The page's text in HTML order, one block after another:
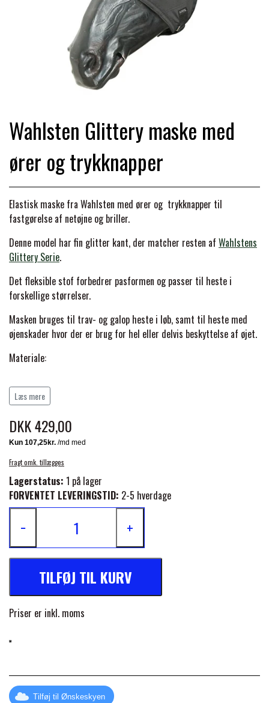
DÆKKENER & TILBEHØR
BANDAGER & BENBESKYTTELSE
TILSKUD & VITAMINER
LONGERING
PONY & SHETTY
JAKKER & VESTE
SKO & STØVLER
SIKKERHEDSVESTE
HANDSKER
STRØMPER
HUER & HALSTØRKLÆDER
STRIGLEKASSER & STALDSKABE
SÅRPLEJE & STALDAPOTEK
SHAMPOO & SHINER
HOVPLEJE
LÆDER & UDSTYRSPLEJE
KLIPPEMASKINER & STØVSUGERE
INSEKTBESKYTTELSE
HESTEBOLCHER & TREATS
SKO & SMEDEVÆRKTØJ
TRAV & GALOP
SEJRSDÆKKENER
TRAVUDSTYR MED NAVN
GRIMER & TRÆKTOV
SELER & TILBEHØR
HOVEDLAG & TILBEHØR
GAMSCHER & BANDAGER
TRAVDÆKKEN & TILBEHØR
SKO & VÆRKTØJ
MONTÉ
GALOP
KRAFFT FODER
PREMIER EQUINE REGN - &
OVERGANGSDÆKKEN
PREMIER EQUINE VINTERDÆKKEN
PREMIER EQUINE STALDDÆKKEN
PREMIER EQUINE LINERS & DÆKKEN
PREMIER EQUINE WALKER & RIDEDÆKKEN
PREMIER EQUINE INSEKTBESKYTTELSE
PREMIER EQUINE MAGNET & INFRARØD
PREMIER EQUINE GRIMER & TRÆKTOV
PREMIER EQUINE TRENSE & TILBEHØR
PREMIER EQUINE SADLER
PREMIER EQUINE SADEL TILBEHØR
PREMIER EQUINE PADS
OUTLET
BRANDS
ANIMALINTEX®
BACK ON TRACK
CARR & DAY & MARTIN
FENWICK LIQUID TITANIUM®
FORAN EQUINE
GP TACK
HEVARI
Wahlsten Glittery maske med
ører og trykknapper
Elastisk maske fra Wahlsten med ører og trykknapper til
fastgørelse af netøjne og briller.
Denne model har fin glitter kant, der matcher resten af Wahlstens
Glittery Serie.
Det fleksible stof forbedrer pasformen og passer til heste i
forskellige størrelser.
Masken bruges til trav- og galop heste i løb, samt til heste med
øjenskader hvor der er brug for hel eller delvis beskyttelse af øjet.
Materiale:
Trykknapper:
Læs mere
DKK 429,00
Fragt omk. tillægges
Lagerstatus: 1 på lager
FORVENTET LEVERINGSTID: 2-5 hverdage
− +
TILFØJ TIL KURV
Priser er inkl. moms
Tilføj til Ønskeskyen